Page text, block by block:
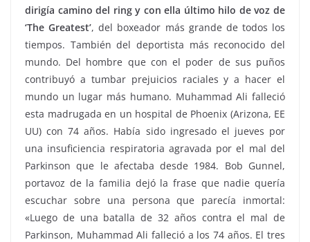
dirigía camino del ring y con ella último hilo de voz de
‘The Greatest’, del boxeador más grande de todos los
tiempos. También del deportista más reconocido del
mundo. Del hombre que con el poder de sus puños
contribuyó a tumbar prejuicios raciales y a hacer el
mundo un lugar más humano. Muhammad Ali falleció
esta madrugada en un hospital de Phoenix (Arizona, EE
UU) con 74 años. Había sido ingresado el jueves por
una insuficiencia respiratoria agravada por el mal del
Parkinson que le afectaba desde 1984. Bob Gunnel,
portavoz de la familia dejó la frase que nadie quería
escuchar sobre una persona que parecía inmortal:
«Luego de una batalla de 32 años contra el mal de
Parkinson, Muhammad Ali falleció a los 74 años. El tres